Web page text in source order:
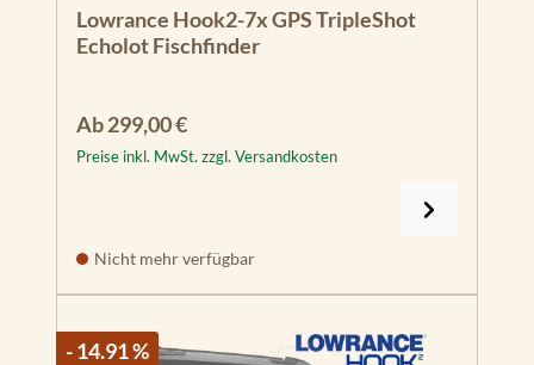
Lowrance Hook2-7x GPS TripleShot
Echolot Fischfinder
Regulärer Preis:
Ab299,00 €
Preise inkl. MwSt. zzgl. Versandkosten
Nicht mehr verfügbar
- 14.91 %